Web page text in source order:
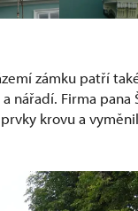
zámku patří
nářadí. Firma pana
krovu a